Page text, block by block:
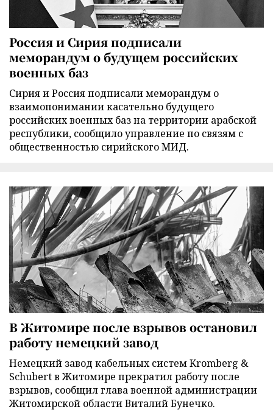
Россия и Сирия подписали
меморандум о будущем российских
военных баз
Сирия и Россия подписали меморандум о
взаимопонимании касательно будущего
российских военных баз на территории арабской
республики, сообщило управление по связям с
общественностью сирийского МИД.
В Житомире после взрывов остановил
работу немецкий завод
Немецкий завод кабельных систем Kromberg &
Schubert в Житомире прекратил работу после
взрывов, сообщил глава военной администрации
Житомирской области Виталий Бунечко.